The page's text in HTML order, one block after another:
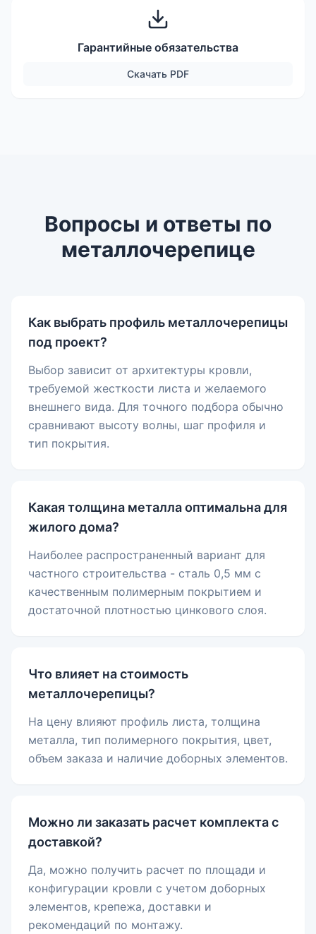
Гарантийные обязательства
Скачать PDF
Вопросы и ответы по
металлочерепице
Как выбрать профиль металлочерепицы
под проект?
Выбор зависит от архитектуры кровли,
требуемой жесткости листа и желаемого
внешнего вида. Для точного подбора обычно
сравнивают высоту волны, шаг профиля и
тип покрытия.
Какая толщина металла оптимальна для
жилого дома?
Наиболее распространенный вариант для
частного строительства - сталь 0,5 мм с
качественным полимерным покрытием и
достаточной плотностью цинкового слоя.
Что влияет на стоимость
металлочерепицы?
На цену влияют профиль листа, толщина
металла, тип полимерного покрытия, цвет,
объем заказа и наличие доборных элементов.
Можно ли заказать расчет комплекта с
доставкой?
Да, можно получить расчет по площади и
конфигурации кровли с учетом доборных
элементов, крепежа, доставки и
рекомендаций по монтажу.